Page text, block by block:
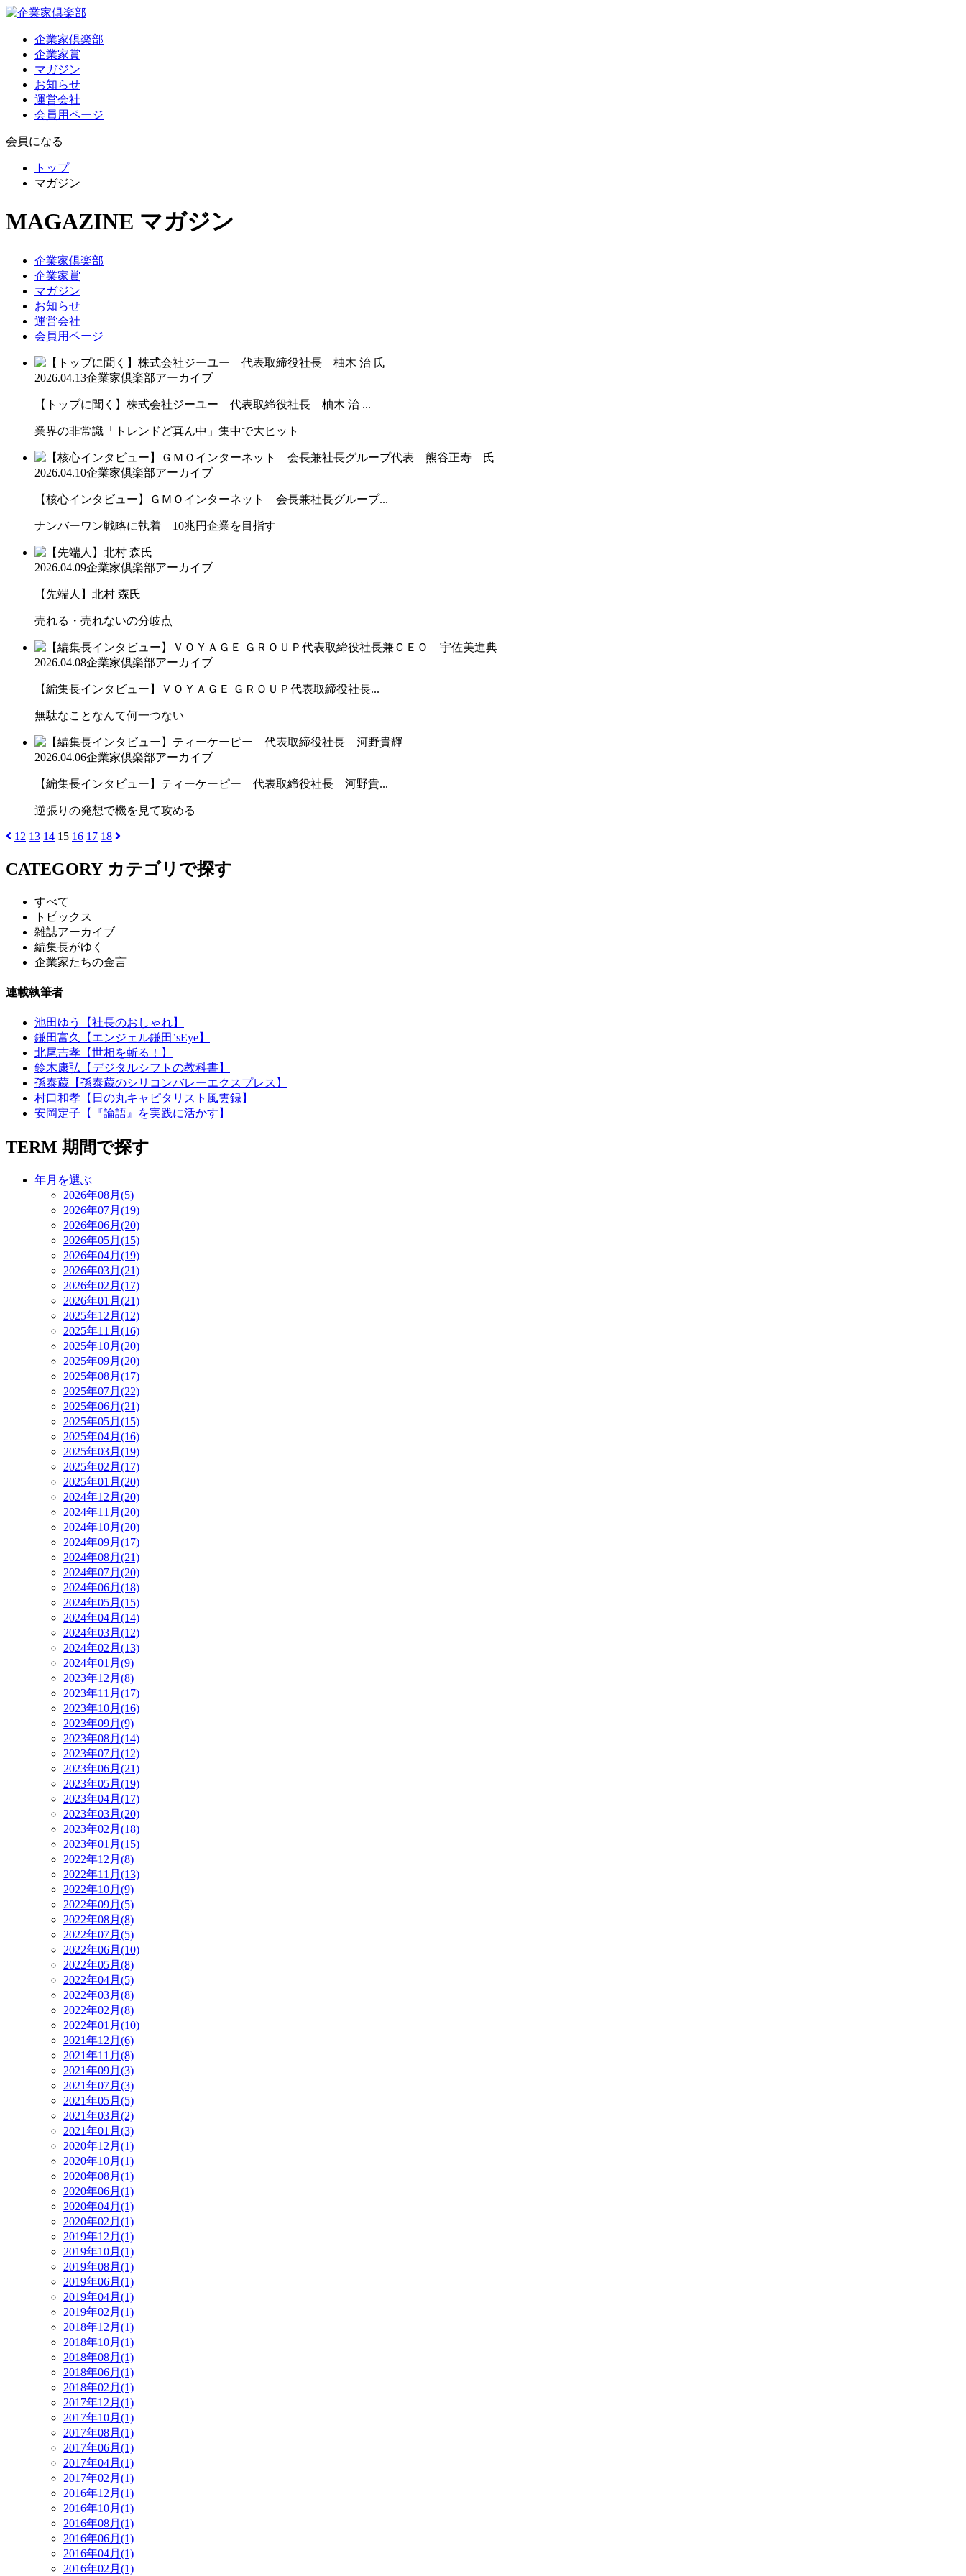
企業家倶楽部
企業家賞
マガジン
お知らせ
運営会社
会員用ページ
会員になる
トップ
マガジン
MAGAZINE マガジン
企業家倶楽部
企業家賞
マガジン
お知らせ
運営会社
会員用ページ
2026.04.13企業家倶楽部アーカイブ
【トップに聞く】株式会社ジーユー 代表取締役社長 柚木 治 ...
業界の非常識「トレンドど真ん中」集中で大ヒット
2026.04.10企業家倶楽部アーカイブ
【核心インタビュー】ＧＭＯインターネット 会長兼社長グループ...
ナンバーワン戦略に執着 10兆円企業を目指す
2026.04.09企業家倶楽部アーカイブ
【先端人】北村 森氏
売れる・売れないの分岐点
2026.04.08企業家倶楽部アーカイブ
【編集長インタビュー】ＶＯＹＡＧＥ ＧＲＯＵＰ代表取締役社長...
無駄なことなんて何一つない
2026.04.06企業家倶楽部アーカイブ
【編集長インタビュー】ティーケーピー 代表取締役社長 河野貴...
逆張りの発想で機を見て攻める
12 13 14 15 16 17 18
CATEGORY カテゴリで探す
すべて
トピックス
雑誌アーカイブ
編集長がゆく
企業家たちの金言
連載執筆者
池田ゆう【社長のおしゃれ】
鎌田富久【エンジェル鎌田’sEye】
北尾吉孝【世相を斬る！】
鈴木康弘【デジタルシフトの教科書】
孫泰蔵【孫泰蔵のシリコンバレーエクスプレス】
村口和孝【日の丸キャピタリスト風雲録】
安岡定子【『論語』を実践に活かす】
TERM 期間で探す
年月を選ぶ
2026年08月(5)
2026年07月(19)
2026年06月(20)
2026年05月(15)
2026年04月(19)
2026年03月(21)
2026年02月(17)
2026年01月(21)
2025年12月(12)
2025年11月(16)
2025年10月(20)
2025年09月(20)
2025年08月(17)
2025年07月(22)
2025年06月(21)
2025年05月(15)
2025年04月(16)
2025年03月(19)
2025年02月(17)
2025年01月(20)
2024年12月(20)
2024年11月(20)
2024年10月(20)
2024年09月(17)
2024年08月(21)
2024年07月(20)
2024年06月(18)
2024年05月(15)
2024年04月(14)
2024年03月(12)
2024年02月(13)
2024年01月(9)
2023年12月(8)
2023年11月(17)
2023年10月(16)
2023年09月(9)
2023年08月(14)
2023年07月(12)
2023年06月(21)
2023年05月(19)
2023年04月(17)
2023年03月(20)
2023年02月(18)
2023年01月(15)
2022年12月(8)
2022年11月(13)
2022年10月(9)
2022年09月(5)
2022年08月(8)
2022年07月(5)
2022年06月(10)
2022年05月(8)
2022年04月(5)
2022年03月(8)
2022年02月(8)
2022年01月(10)
2021年12月(6)
2021年11月(8)
2021年09月(3)
2021年07月(3)
2021年05月(5)
2021年03月(2)
2021年01月(3)
2020年12月(1)
2020年10月(1)
2020年08月(1)
2020年06月(1)
2020年04月(1)
2020年02月(1)
2019年12月(1)
2019年10月(1)
2019年08月(1)
2019年06月(1)
2019年04月(1)
2019年02月(1)
2018年12月(1)
2018年10月(1)
2018年08月(1)
2018年06月(1)
2018年02月(1)
2017年12月(1)
2017年10月(1)
2017年08月(1)
2017年06月(1)
2017年04月(1)
2017年02月(1)
2016年12月(1)
2016年10月(1)
2016年08月(1)
2016年06月(1)
2016年04月(1)
2016年02月(1)